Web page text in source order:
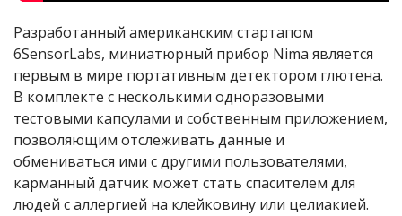
Разработанный американским стартапом
6SensorLabs, миниатюрный прибор Nima является
первым в мире портативным детектором глютена.
В комплекте с несколькими одноразовыми
тестовыми капсулами и собственным приложением,
позволяющим отслеживать данные и
обмениваться ими с другими пользователями,
карманный датчик может стать спасителем для
людей с аллергией на клейковину или целиакией.